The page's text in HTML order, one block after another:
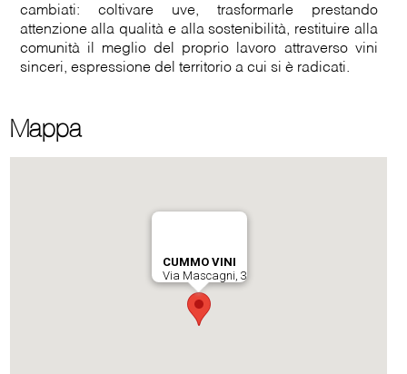
cambiati: coltivare uve, trasformarle prestando
attenzione alla qualità e alla sostenibilità, restituire alla
comunità il meglio del proprio lavoro attraverso vini
sinceri, espressione del territorio a cui si è radicati.
Mappa